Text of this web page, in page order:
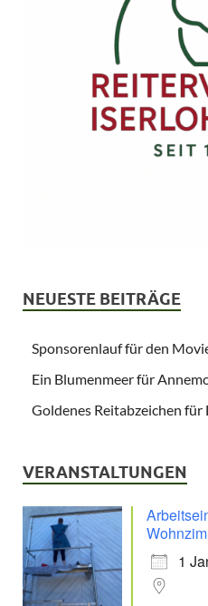
NEUESTE BEITRÄGE
Sponsorenlauf für den
Ein Blumenmeer für
Goldenes Reitabzeichen für
VERANSTALTUNGEN
1